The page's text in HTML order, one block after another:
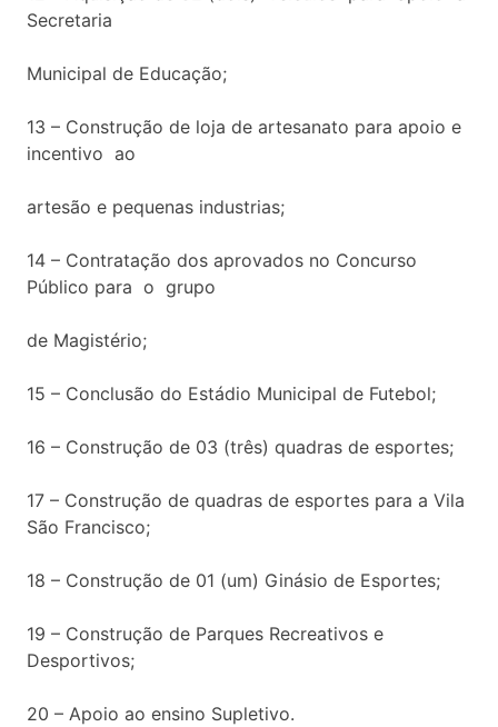
Secretaria
Municipal de Educação;
13 – Construção de loja de artesanato para apoio e
incentivo ao
artesão e pequenas industrias;
14 – Contratação dos aprovados no Concurso
Público para o grupo
de Magistério;
15 – Conclusão do Estádio Municipal de Futebol;
16 – Construção de 03 (três) quadras de esportes;
17 – Construção de quadras de esportes para a Vila
São Francisco;
18 – Construção de 01 (um) Ginásio de Esportes;
19 – Construção de Parques Recreativos e
Desportivos;
20 – Apoio ao ensino Supletivo.